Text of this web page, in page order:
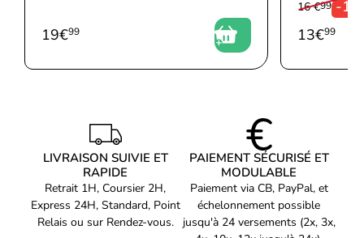
Le be quiet! Dark Power Pro 13 1300W 80PLUS Titanium est
équipé d'une connectique modulaire, vous permettant de
personnaliser votre configuration et de ne brancher que les
configuration propre et bien organisée pour une meilleure
performance et un aspect esthétique soigné.
2 X PCI Express 16 Broches (12VHPWR)
+12V P8 et +12V P4
+12V P8 et +12V P8
135 mm
19€99
-
16 €99
13€99
LIVRAISON SUIVIE ET
RAPIDE
Retrait 1H, Coursier 2H,
Express 24H, Standard, Point
Relais ou sur Rendez-vous.
PAIEMENT SÉCURISÉ ET
MODULABLE
Paiement via CB, PayPal, et
échelonnement possible
jusqu'à 24 versements (2x, 3x,